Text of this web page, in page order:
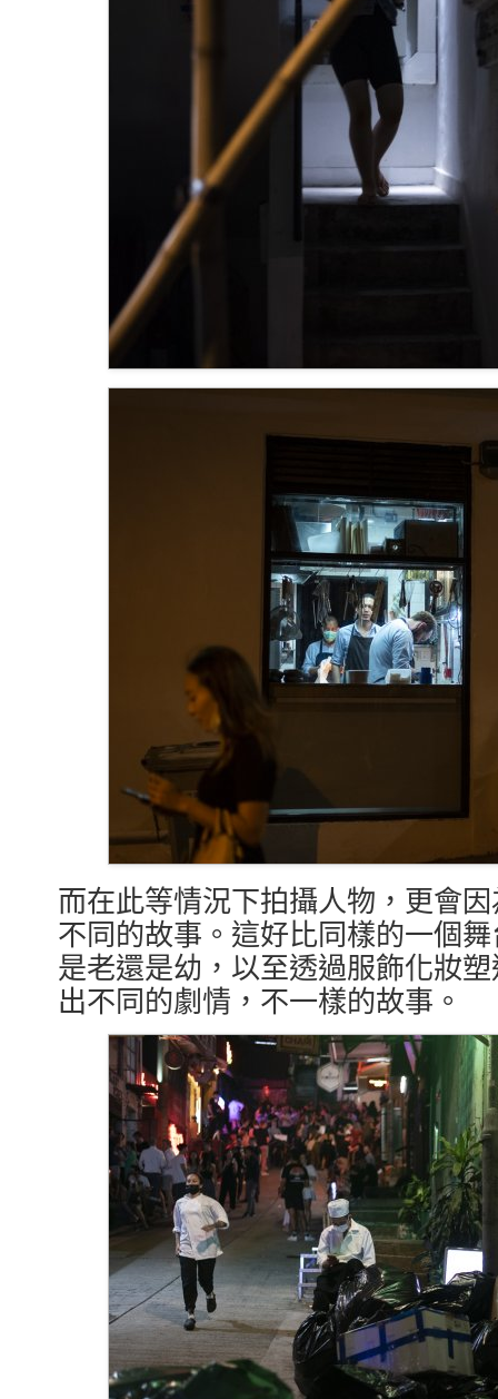
而在此等情況下拍攝人物，更會
不同的故事。這好比同樣的一個
是老還是幼，以至透過服飾化妝
出不同的劇情，不一樣的故事。